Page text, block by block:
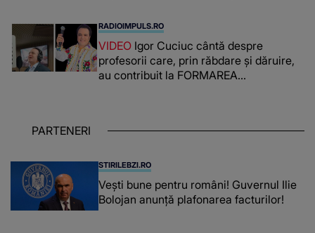
românca ucisă în Italia și ascunsă în
lada unui pat: " Îmi pare rău că nu am
reușit să fac mai mult pentru ea și..."
RADIOIMPULS.RO
VIDEO Igor Cuciuc cântă despre
profesorii care, prin răbdare și dăruire,
au contribuit la FORMAREA
chiar și după trecerea anilor: "De
PARTENERI
STIRILEBZI.RO
Vești bune pentru români! Guvernul Ilie
Bolojan anunță plafonarea facturilor!